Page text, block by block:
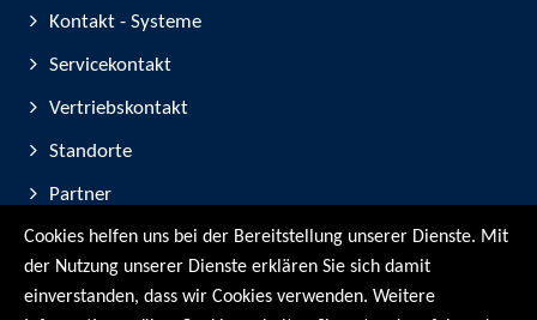
Kontakt - Systeme
Servicekontakt
Vertriebskontakt
Standorte
Partner
Geräte-Registrierung
Messe-Teilnahmen
Cookies helfen uns bei der Bereitstellung unserer Dienste. Mit
der Nutzung unserer Dienste erklären Sie sich damit
einverstanden, dass wir Cookies verwenden. Weitere